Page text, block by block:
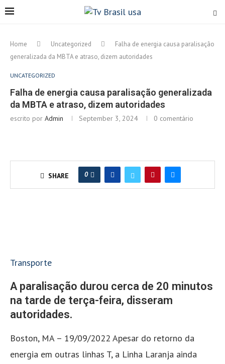
Home Uncategorized
Falha de energia causa paralisação
generalizada da MBTA e atraso, dizem autoridades
UNCATEGORIZED
Falha de energia causa paralisação generalizada
da MBTA e atraso, dizem autoridades
escrito por Admin September 3, 2024 0 comentário
SHARE 0
Transporte
A paralisação durou cerca de 20 minutos
na tarde de terça-feira, disseram
autoridades.
Boston, MA – 19/09/2022 Apesar do retorno da
energia em outras linhas T, a Linha Laranja ainda